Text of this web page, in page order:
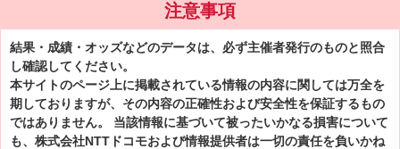
注意事項
結果・成績・オッズなどのデータは、必ず主催者発行のものと照合
し確認してください。
本サイトのページ上に掲載されている情報の内容に関しては万全を
期しておりますが、その内容の正確性および安全性を保証するもの
ではありません。 当該情報に基づいて被ったいかなる損害について
も、株式会社NTTドコモおよび情報提供者は一切の責任を負いかね